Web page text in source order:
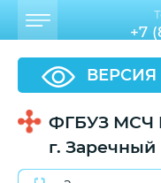
ФГБУЗ МСЧ
г. Заречный
+7